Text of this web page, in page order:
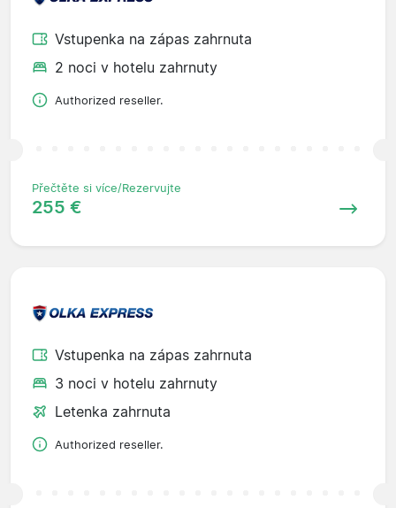
Vstupenka na zápas zahrnuta
2 noci v hotelu zahrnuty
Authorized reseller.
Přečtěte si více/Rezervujte
255 €
Vstupenka na zápas zahrnuta
3 noci v hotelu zahrnuty
Letenka zahrnuta
Authorized reseller.